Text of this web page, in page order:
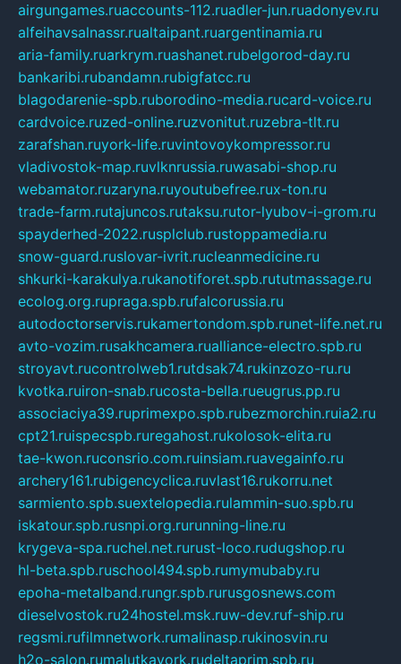
airgungames.ruaccounts-112.ruadler-jun.ruadonyev.ru
alfeihavsalnassr.rualtaipant.ruargentinamia.ru
aria-family.ruarkrym.ruashanet.rubelgorod-day.ru
bankaribi.rubandamn.rubigfatcc.ru
blagodarenie-spb.ruborodino-media.rucard-voice.ru
cardvoice.ruzed-online.ruzvonitut.ruzebra-tlt.ru
zarafshan.ruyork-life.ruvintovoykompressor.ru
vladivostok-map.ruvlknrussia.ruwasabi-shop.ru
webamator.ruzaryna.ruyoutubefree.rux-ton.ru
trade-farm.rutajuncos.rutaksu.rutor-lyubov-i-grom.ru
spayderhed-2022.rusplclub.rustoppamedia.ru
snow-guard.ruslovar-ivrit.rucleanmedicine.ru
shkurki-karakulya.rukanotiforet.spb.rututmassage.ru
ecolog.org.rupraga.spb.rufalcorussia.ru
autodoctorservis.rukamertondom.spb.runet-life.net.ru
avto-vozim.rusakhcamera.rualliance-electro.spb.ru
stroyavt.rucontrolweb1.rutdsak74.rukinzozo-ru.ru
kvotka.ruiron-snab.rucosta-bella.rueugrus.pp.ru
associaciya39.ruprimexpo.spb.rubezmorchin.ruia2.ru
cpt21.ruispecspb.ruregahost.rukolosok-elita.ru
tae-kwon.ruconsrio.com.ruinsiam.ruavegainfo.ru
archery161.rubigencyclica.ruvlast16.rukorru.net
sarmiento.spb.suextelopedia.rulammin-suo.spb.ru
iskatour.spb.rusnpi.org.rurunning-line.ru
krygeva-spa.ruchel.net.rurust-loco.rudugshop.ru
hl-beta.spb.ruschool494.spb.rumymubaby.ru
epoha-metalband.rungr.spb.rurusgosnews.com
dieselvostok.ru24hostel.msk.ruw-dev.ruf-ship.ru
regsmi.rufilmnetwork.rumalinasp.rukinosvin.ru
h2o-salon.rumalutkayork.rudeltaprim.spb.ru